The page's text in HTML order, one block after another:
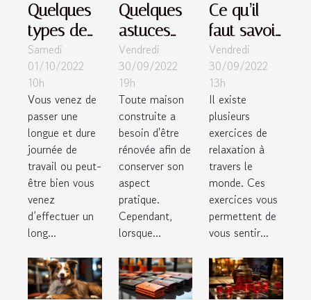
Quelques
types de
matelas
pour votre
confort
dans la
nuit
Samedi
01/10/2022
10h
Vous venez de
passer une
longue et dure
journée de
travail ou peut-
être bien vous
venez
d’effectuer un
long...
Quelques
astuces
pour la
rénovation
de votre
propriété
Vendredi
30/09/2022
19h
Toute maison
construite a
besoin d'être
rénovée afin de
conserver son
aspect
pratique.
Cependant,
lorsque...
Ce qu’il
faut savoir
de la
méthode
EFT
Vendredi
30/09/2022
13h
Il existe
plusieurs
exercices de
relaxation à
travers le
monde. Ces
exercices vous
permettent de
vous sentir...